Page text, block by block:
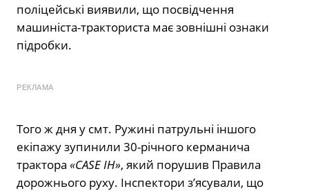
поліцейські виявили, що посвідчення
машиніста-тракториста має зовнішні ознаки
підробки.
РЕКЛАМА
Того ж дня у смт. Ружині патрульні іншого
екіпажу зупинили 30-річного керманича
трактора «CASE IH», який порушив Правила
дорожнього руху. Інспектори з’ясували, що